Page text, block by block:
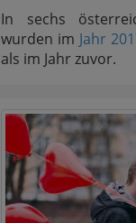
In sechs
wurden im Jahr
als im Jahr zuvor.